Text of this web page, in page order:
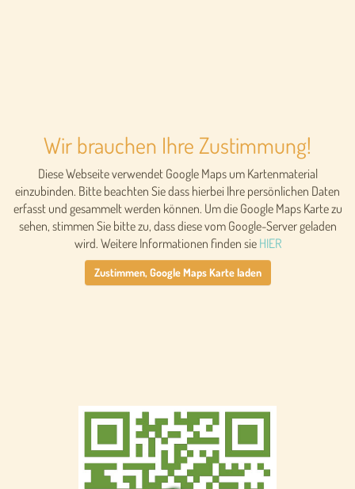
Wir brauchen Ihre Zustimmung!
Diese Webseite verwendet Google Maps um Kartenmaterial
einzubinden. Bitte beachten Sie dass hierbei Ihre persönlichen Daten
erfasst und gesammelt werden können. Um die Google Maps Karte zu
sehen, stimmen Sie bitte zu, dass diese vom Google-Server geladen
wird. Weitere Informationen finden sie HIER